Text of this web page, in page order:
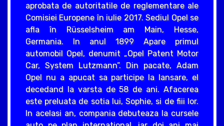
aprobata de autoritatile de reglementare ale
Comisiei Europene în iulie 2017. Sediul Opel se
afla în Rüsselsheim am Main, Hesse,
Germania. In anul 1899 Apare primul
automobil Opel, denumit „Opel Patent Motor
Car, System Lutzmann”. Din pacate, Adam
Opel nu a apucat sa participe la lansare, el
decedand la varsta de 58 de ani. Afacerea
este preluata de sotia lui, Sophie, si de fiii lor.
In acelasi an, compania debuteaza la cursele